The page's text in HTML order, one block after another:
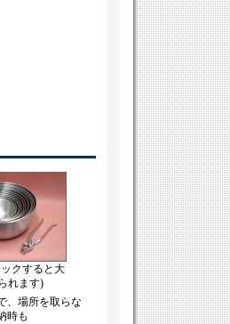
クすると大
れます)
、場所を取らな
時も